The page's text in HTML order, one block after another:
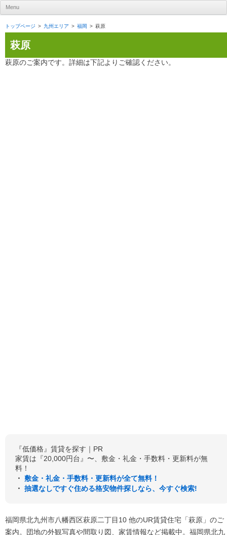
UR賃貸住宅ナビ
Menu
トップページ 九州エリア 福岡 萩原
萩原
萩原のご案内です。詳細は下記よりご確認ください。
『低価格』賃貸を探す｜PR
家賃は『20,000円台』〜、敷金・礼金・手数料・更新料が無
料！
・ 敷金・礼金・手数料・更新料が全て無料！
・ 抽選なしですぐ住める格安物件探しなら、今すぐ検索!
福岡県北九州市八幡西区萩原二丁目10 他のUR賃貸住宅「萩原」のご
案内。団地の外観写真や間取り図、家賃情報など掲載中。福岡県北九